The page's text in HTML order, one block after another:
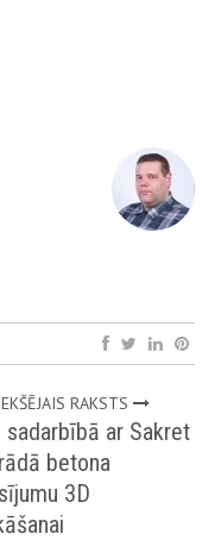
RAKSTS
sadarbībā ar Sakret
betona
3D